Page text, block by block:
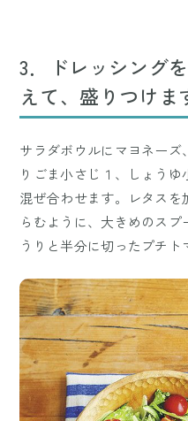
3．ドレッシング
えて、盛りつけま
サラダボウルにマヨネー
りごま小さじ１、しょう
混ぜ合わせます。レタス
らむように、大きめのス
うりと半分に切ったプチト